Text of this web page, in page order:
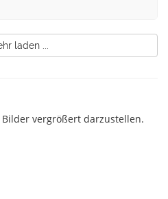
laden ...
vergrößert darzustellen.